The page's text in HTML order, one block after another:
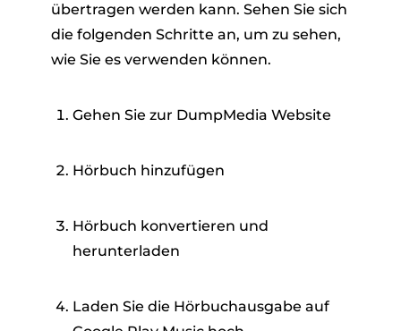
übertragen werden kann. Sehen Sie sich
die folgenden Schritte an, um zu sehen,
wie Sie es verwenden können.
Gehen Sie zur DumpMedia Website
Hörbuch hinzufügen
Hörbuch konvertieren und
herunterladen
Laden Sie die Hörbuchausgabe auf